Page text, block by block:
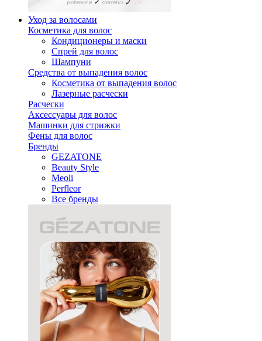
Уход за волосами
Косметика для волос
Кондиционеры и маски
Спрей для волос
Шампуни
Средства от выпадения волос
Косметика от выпадения волос
Лазерные расчески
Расчески
Аксессуары для волос
Машинки для стрижки
Фены для волос
Бренды
GEZATONE
Beauty Style
Meoli
Perfleor
Все бренды